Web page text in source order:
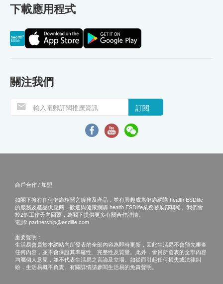
下載應用程式
關注我們
訂閱
商戶合作 / 加盟
如閣下擁有任何健康相關之服務及產品，並有興趣成為健康網購 health.ESDlife
的服務及產品供應商，歡迎與健康網購 health.ESDlife業務發展部聯絡。我們會
於2個工作天內回覆，為閣下提供更多有關合作詳情。
電郵: partnership@esdlife.com
重要聲明：
生活易會員於本網站內所發表的全部內容為即時更新，因此生活易不會預先審查
任何內容，並不會保證其準確性、完整性及質量。此外，會員所發表的全部內容
均屬個人意見，並不代表生活易之言論及立場。如從而引起任何損失或法律糾
紛，生活易概不負責。有關詳情請參閱生活易的免責聲明。